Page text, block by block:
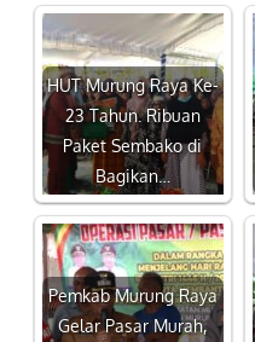
HUT Murung Raya Ke-
23 Tahun. Ribuan
Paket Sembako di
Bagikan…
Pemkab Murung Raya
Gelar Pasar Murah,